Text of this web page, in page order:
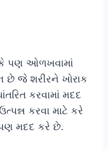
પણ ઓળખવામાં
છે જે શરીરને ખોરાક
કરવામાં મદદ
કરવા માટે કરે
મદદ કરે છે.